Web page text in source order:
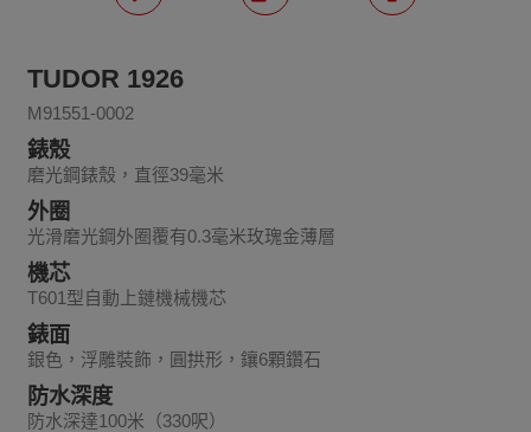
TUDOR 1926
M91551-0002
錶殼
磨光鋼錶殼，直徑39毫米
外圈
光滑磨光鋼外圈覆有0.3毫米玫瑰金薄層
機芯
T601型自動上鏈機械機芯
錶面
銀色，浮雕裝飾，圓拱形，鑲6顆鑽石
防水深度
防水深達100米（330呎）